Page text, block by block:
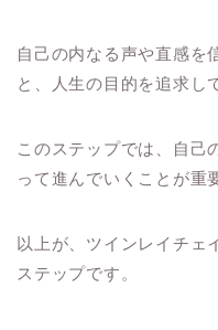
自己の内なる声や直感を
と、人生の目的を追求し
このステップでは、自己
って進んでいくことが重
以上が、ツインレイチェ
ステップです。